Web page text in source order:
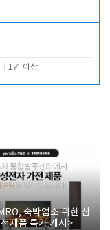
1년 이상
숙박업소 위한 삼
제품 특가 개시>